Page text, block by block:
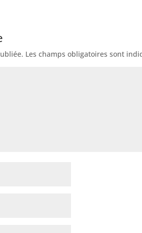
Les champs obligatoires sont